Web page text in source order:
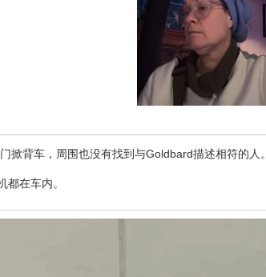
掀背车，周围也没有找到与Goldbard描述相符的人。
都在车内。